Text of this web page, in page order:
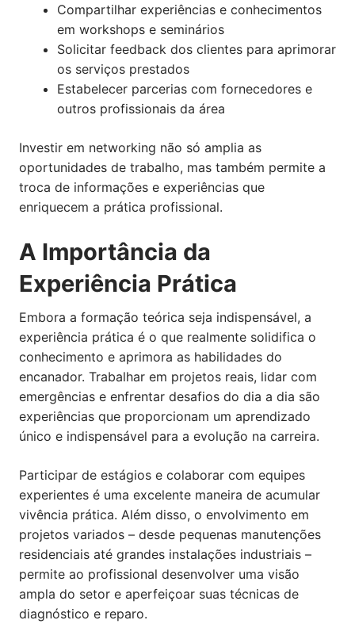
Compartilhar experiências e conhecimentos
em workshops e seminários
Solicitar feedback dos clientes para aprimorar
os serviços prestados
Estabelecer parcerias com fornecedores e
outros profissionais da área
Investir em networking não só amplia as
oportunidades de trabalho, mas também permite a
troca de informações e experiências que
enriquecem a prática profissional.
A Importância da
Experiência Prática
Embora a formação teórica seja indispensável, a
experiência prática é o que realmente solidifica o
conhecimento e aprimora as habilidades do
encanador. Trabalhar em projetos reais, lidar com
emergências e enfrentar desafios do dia a dia são
experiências que proporcionam um aprendizado
único e indispensável para a evolução na carreira.
Participar de estágios e colaborar com equipes
experientes é uma excelente maneira de acumular
vivência prática. Além disso, o envolvimento em
projetos variados – desde pequenas manutenções
residenciais até grandes instalações industriais –
permite ao profissional desenvolver uma visão
ampla do setor e aperfeiçoar suas técnicas de
diagnóstico e reparo.